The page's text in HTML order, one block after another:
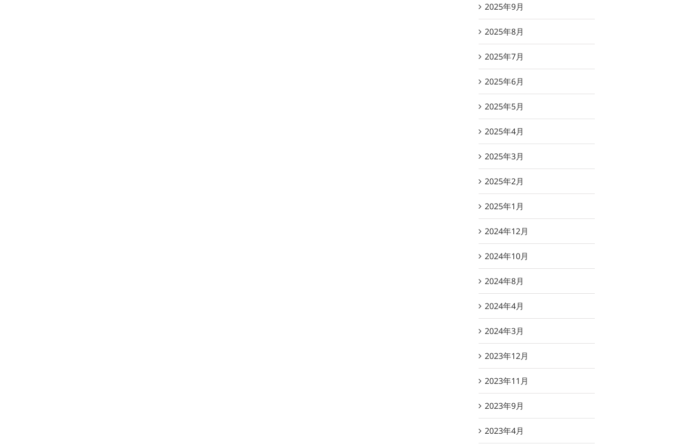
2025年9月
2025年8月
2025年7月
2025年6月
2025年5月
2025年4月
2025年3月
2025年2月
2025年1月
2024年12月
2024年10月
2024年8月
2024年4月
2024年3月
2023年12月
2023年11月
2023年9月
2023年4月